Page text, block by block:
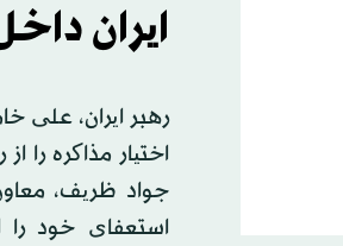
ایران
رهبر ایران، علی
اختیار مذاکره
جواد ظریف،
استعفای خود را